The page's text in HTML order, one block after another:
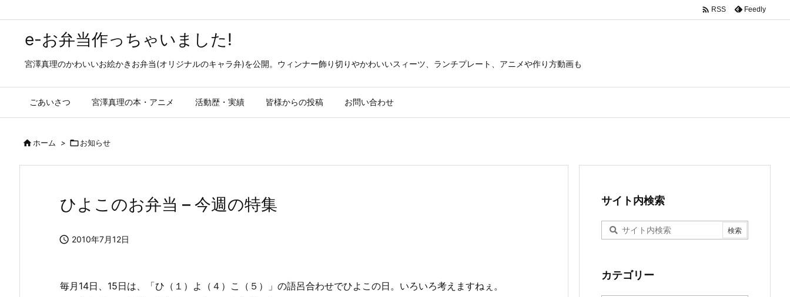
e-お弁当作っちゃいました!
宮澤真理のかわいいお絵かきお弁当(オリジナルのキャラ弁)を公開。ウィンナー飾り切りやかわいいスィーツ、ランチプレート、アニメや作り方動画も
ごあいさつ 宮澤真理の本・アニメ 活動歴・実績 皆様からの投稿 お問い合わせ
 RSS Feedly
ホーム > お知らせ
ひよこのお弁当 – 今週の特集
 2010年7月12日
毎月14日、15日は、「ひ（１）よ（４）こ（５）」の語呂合わせでひよこの日。いろいろ考えますねぇ。
サイト内検索
カテゴリー